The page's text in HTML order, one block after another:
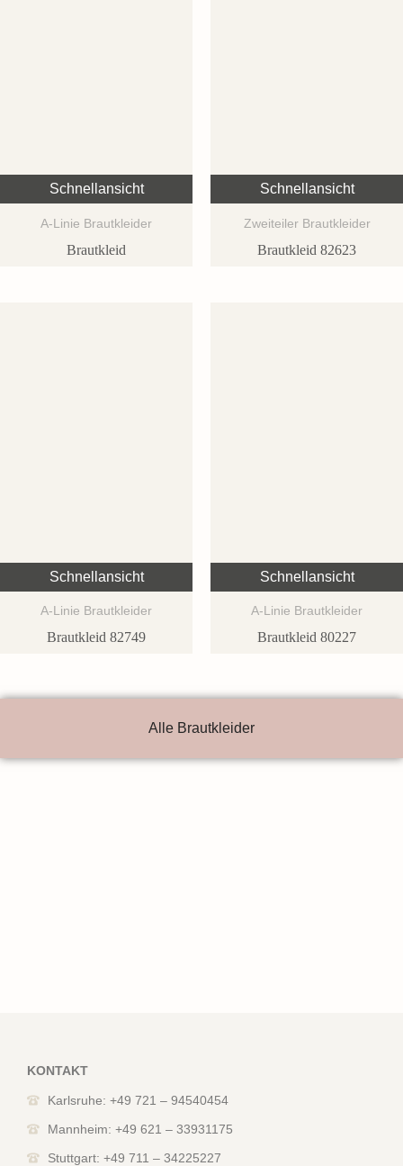
Schnellansicht
A-Linie Brautkleider
Brautkleid
Schnellansicht
Zweiteiler Brautkleider
Brautkleid 82623
Schnellansicht
A-Linie Brautkleider
Brautkleid 82749
Schnellansicht
A-Linie Brautkleider
Brautkleid 80227
Alle Brautkleider
KONTAKT
Karlsruhe: +49 721 – 94540454
Mannheim: +49 621 – 33931175
Stuttgart: +49 711 – 34225227